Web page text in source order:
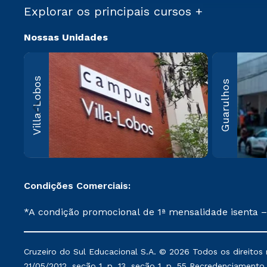
Explorar os principais cursos +
Nossas Unidades
Villa-Lobos
Villa-
Av. Imperatriz
Leopoldina,
Leopoldina,
Paulo, SP
000
Saiba
Guarulhos
Condições Comerciais:
*A condição promocional de 1ª mensalidade
de Medicina, e também para matriculados via
Cruzeiro do Sul Educacional S.A. © 2026 Todos os direitos